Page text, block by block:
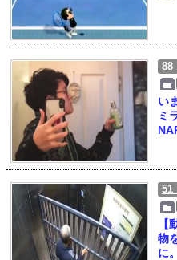
88
い
ミ
51
【
物
に。